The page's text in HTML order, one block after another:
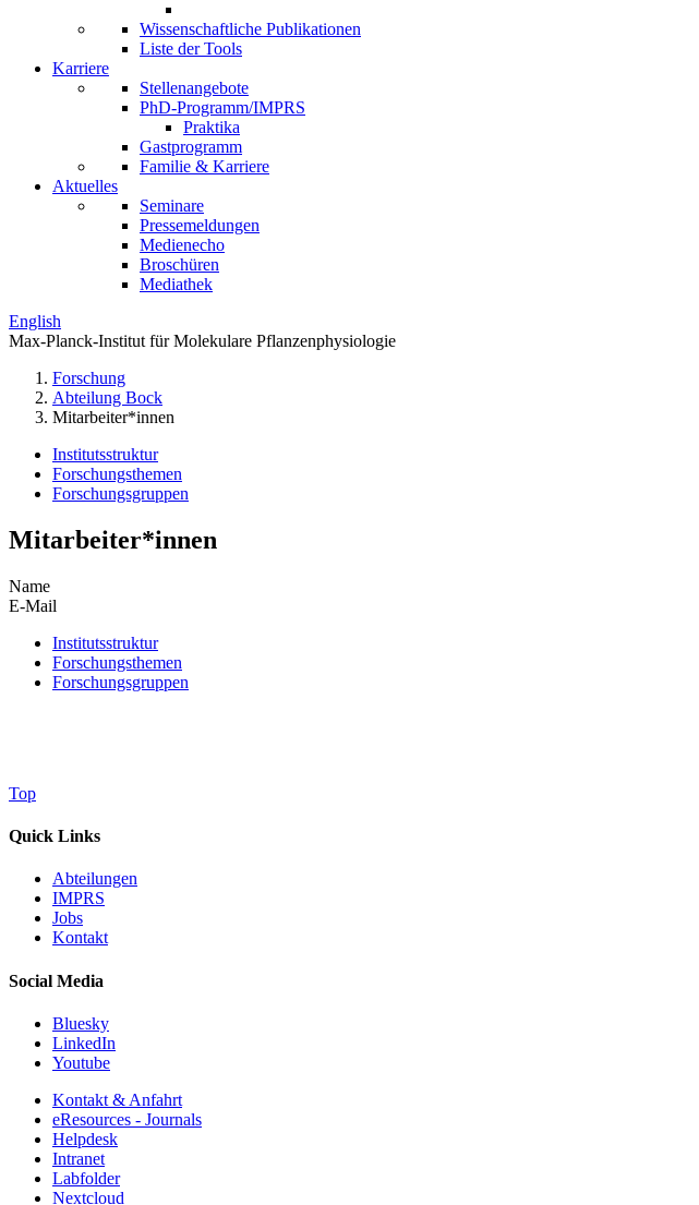
Wissenschaftliche Publikationen
Liste der Tools
Karriere
Stellenangebote
PhD-Programm/IMPRS
Praktika
Gastprogramm
Familie & Karriere
Aktuelles
Seminare
Pressemeldungen
Medienecho
Broschüren
Mediathek
English
Max-Planck-Institut für Molekulare Pflanzenphysiologie
Forschung
Abteilung Bock
Mitarbeiter*innen
Institutsstruktur
Forschungsthemen
Forschungsgruppen
Mitarbeiter*innen
Name
E-Mail
Institutsstruktur
Forschungsthemen
Forschungsgruppen
Top
Quick Links
Abteilungen
IMPRS
Jobs
Kontakt
Social Media
Bluesky
LinkedIn
Youtube
Kontakt & Anfahrt
eResources - Journals
Helpdesk
Intranet
Labfolder
Nextcloud